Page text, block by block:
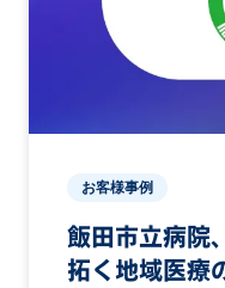
お客様事例
飯田市立病院
拓く地域医療